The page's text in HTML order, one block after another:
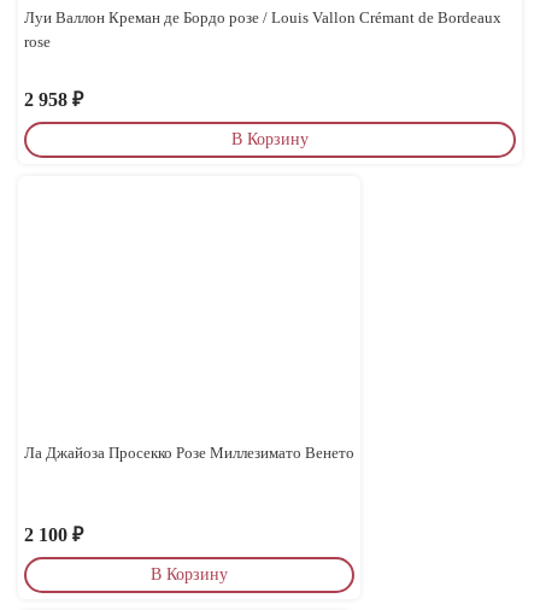
Луи Валлон Креман де Бордо розе / Louis Vallon Crémant de Bordeaux
rose
2 958 ₽
В Корзину
Ла Джайоза Просекко Розе Миллезимато Венето
2 100 ₽
В Корзину